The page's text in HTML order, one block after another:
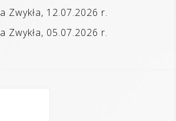
Zwykła, 12.07.2026 r.
Zwykła, 05.07.2026 r.